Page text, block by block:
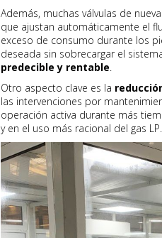
Además, muchas válvulas de
que ajustan automáticamente el
exceso de consumo durante los
deseada sin sobrecargar el
predecible y rentable.
Otro aspecto clave es la
las intervenciones por
operación activa durante más
y en el uso más racional del gas LP.